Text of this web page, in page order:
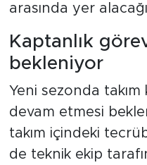
arasında yer
Kaptanlık
bekleniyor
Yeni sezonda takım
devam etmesi
takım içindeki
de teknik ekip